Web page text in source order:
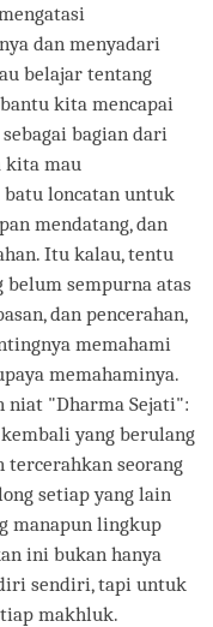
dan menyadari
belajar tentang
kita mencapai
bagian dari
kita mau
loncatan untuk
mendatang, dan
Itu kalau, tentu
sempurna atas
dan pencerahan,
memahami
memahaminya.
niat "Dharma Sejati":
yang berulang
seorang
setiap yang lain
manapun lingkup
ini bukan hanya
sendiri, tapi untuk
makhluk.